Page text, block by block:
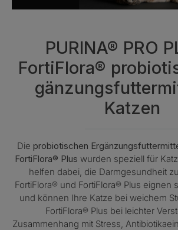
PURINA® PRO
FortiFlora®
Katzen
Die probiotischen
FortiFlora® Plus wurden speziell für
helfen dabei, die Darmgesundheit
FortiFlora® und FortiFlora® Plus eignen
und können Ihre Katze bei weichem
FortiFlora® Plus bei leichter
Zusammenhang mit Stress,